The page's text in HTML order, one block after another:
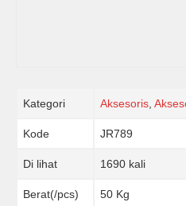
Kategori Aksesoris
Kode JR789
Di lihat 1690 kali
Berat(/pcs) 50 Kg